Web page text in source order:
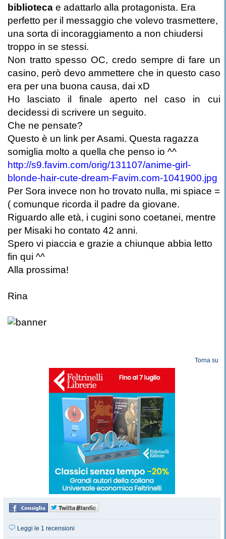
biblioteca e adattarlo alla protagonista. Era
perfetto per il messaggio che volevo trasmettere,
una sorta di incoraggiamento a non chiudersi
troppo in se stessi.
Non tratto spesso OC, credo sempre di fare un
casino, però devo ammettere che in questo caso
era per una buona causa, dai xD
Ho lasciato il finale aperto nel caso in cui
decidessi di scrivere un seguito.
Che ne pensate?
Questo è un link per Asami. Questa ragazza
somiglia molto a quella che penso io ^^
http://s9.favim.com/orig/131107/anime-girl-
blonde-hair-cute-dream-Favim.com-1041900.jpg
Per Sora invece non ho trovato nulla, mi spiace =
( comunque ricorda il padre da giovane.
Riguardo alle età, i cugini sono coetanei, mentre
per Misaki ho contato 42 anni.
Spero vi piaccia e grazie a chiunque abbia letto
fin qui ^^
Alla prossima!
Rina
Torna su
Leggi le 1 recensioni